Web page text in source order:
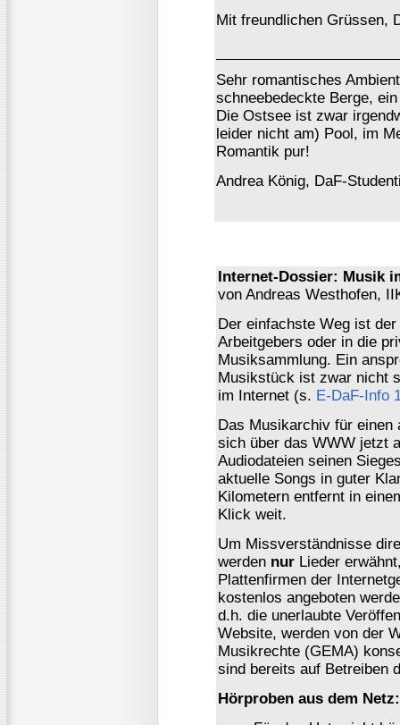
Mit freundlichen Grüssen,
Sehr romantisches
schneebedeckte Berge,
Die Ostsee ist zwar
leider nicht am) Pool, im
Romantik pur!
Andrea König, DaF-
Internet-Dossier: Musik
von Andreas Westhofen,
Der einfachste Weg ist
Arbeitgebers oder in die
Musiksammlung. Ein
Musikstück ist zwar nicht
im Internet (s. E-DaF-Info
Das Musikarchiv für einen
sich über das WWW jetzt
Audiodateien seinen
aktuelle Songs in guter
Kilometern entfernt in
Klick weit.
Um Missverständnisse
werden nur Lieder
Plattenfirmen der
kostenlos angeboten
d.h. die unerlaubte
Website, werden von der
Musikrechte (GEMA)
sind bereits auf Betreiben
Hörproben aus dem Netz: